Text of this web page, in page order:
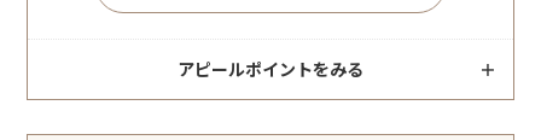
アピールポイントをみる